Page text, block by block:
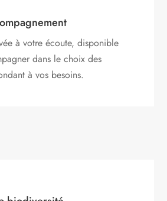
à votre écoute, disponible
dans le choix des
à vos besoins.